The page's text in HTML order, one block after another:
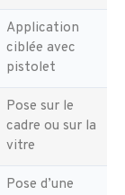
Application
ciblée avec
pistolet
Pose sur le
cadre ou sur la
vitre
Pose d’une